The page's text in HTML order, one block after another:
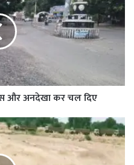
और अनदेखा कर चल दिए